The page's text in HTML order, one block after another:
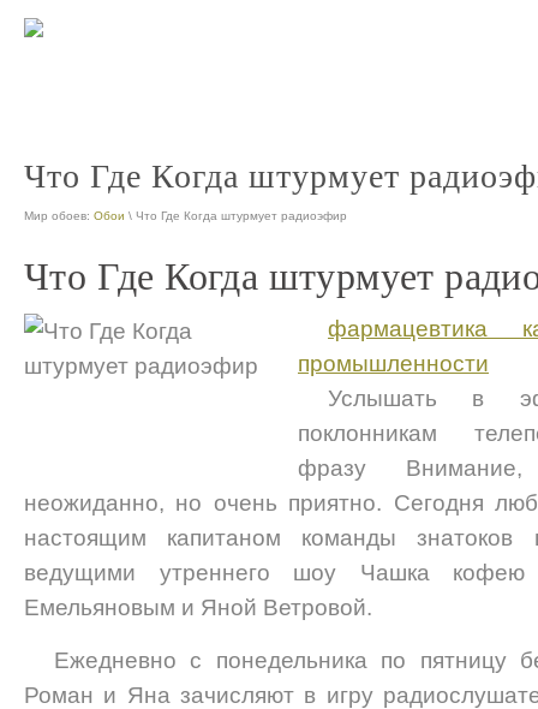
Что Где Когда штурмует
Мир обоев: Обои \ Что Где Когда штурмует радиоэфир
Что Где Когда штурмует
фармацевтика
промышленности
Услышать в
поклонникам
фразу
неожиданно, но очень приятно. Сегодня
настоящим капитаном команды
ведущими утреннего шоу Чашка
Емельяновым и Яной Ветровой.
Ежедневно с понедельника по пятницу
Роман и Яна зачисляют в игру